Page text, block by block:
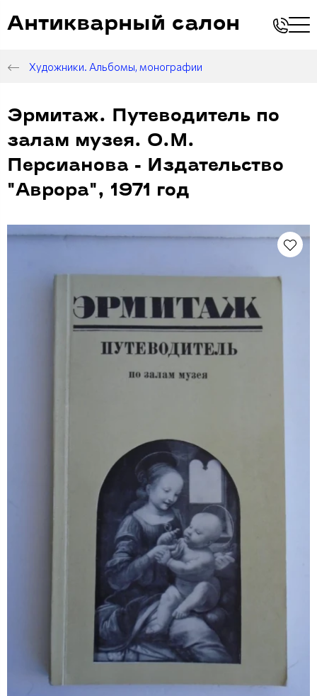
Антикварный салон
Художники. Альбомы, монографии
Эрмитаж. Путеводитель по
залам музея. О.М.
Персианова - Издательство
"Аврора", 1971 год